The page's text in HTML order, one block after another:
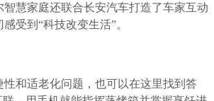
慧家庭还联合长安汽车打造了车家互动
受到“科技改变生活”。
和适老化问题，也可以在这里找到答